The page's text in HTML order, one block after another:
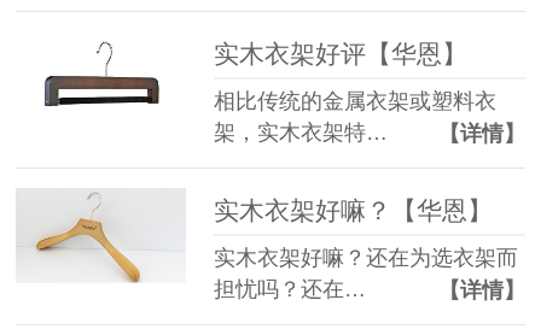
实木衣架好评【华恩】
相比传统的金属衣架或塑料衣
架，实木衣架特…
【详情】
实木衣架好嘛？【华恩】
实木衣架好嘛？还在为选衣架而
担忧吗？还在…
【详情】